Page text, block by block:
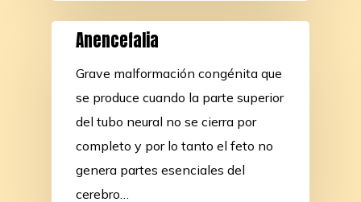
Anencefalia
Grave malformación congénita que
se produce cuando la parte superior
del tubo neural no se cierra por
completo y por lo tanto el feto no
genera partes esenciales del
cerebro…